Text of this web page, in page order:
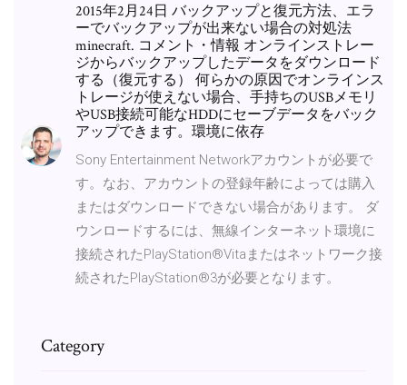
2015年2月24日 バックアップと復元方法、エラ
ーでバックアップが出来ない場合の対処法
minecraft. コメント・情報 オンラインストレー
ジからバックアップしたデータをダウンロード
する（復元する） 何らかの原因でオンラインス
トレージが使えない場合、手持ちのUSBメモリ
やUSB接続可能なHDDにセーブデータをバック
アップできます。環境に依存
Sony Entertainment Networkアカウントが必要で
す。なお、アカウントの登録年齢によっては購入
またはダウンロードできない場合があります。 ダ
ウンロードするには、無線インターネット環境に
接続されたPlayStation®Vitaまたはネットワーク接
続されたPlayStation®3が必要となります。
Category